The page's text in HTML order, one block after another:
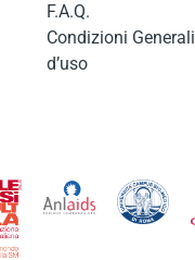
F.A.Q.
Condizioni Generali
d’uso